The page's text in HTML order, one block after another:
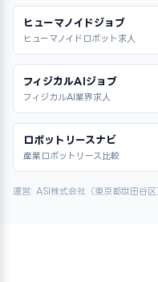
ヒューマノイドジョブ
ヒューマノイドロボット求人
フィジカルAIジョブ
フィジカルAI業界求人
ロボットリースナビ
産業ロボットリース比較
運営: ASI株式会社（東京都世田谷区